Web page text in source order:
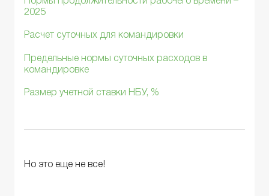
2025
Расчет суточных для командировки
Предельные нормы суточных расходов в
командировке
Размер учетной ставки НБУ, %
Но это еще не все!